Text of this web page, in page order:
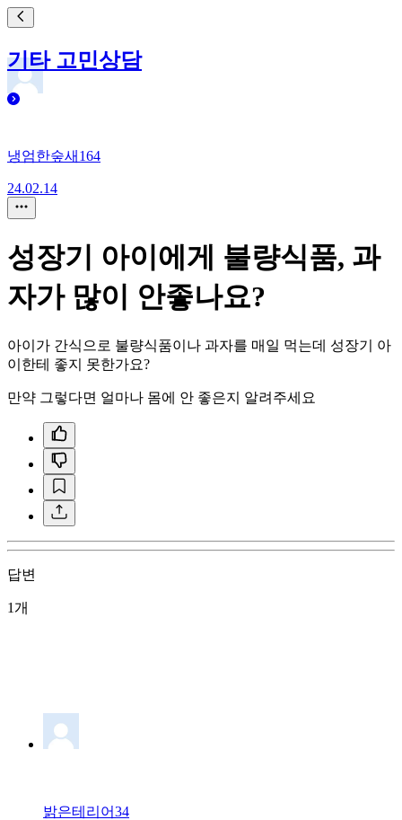
기타 고민상담
냉엄한숲새164
24.02.14
성장기 아이에게 불량식품, 과
자가 많이 안좋나요?
아이가 간식으로 불량식품이나 과자를 매일 먹는데 성장기 아
이한테 좋지 못한가요?
만약 그렇다면 얼마나 몸에 안 좋은지 알려주세요
답변
1개
밝은테리어34